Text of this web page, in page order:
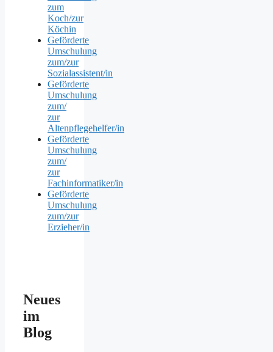
zum
Koch/zur
Köchin
Geförderte
Umschulung
zum/zur
Sozialassistent/in
Geförderte
Umschulung
zum/
zur
Altenpflegehelfer/in
Geförderte
Umschulung
zum/
zur
Fachinformatiker/in
Geförderte
Umschulung
zum/zur
Erzieher/in
Neues
im
Blog